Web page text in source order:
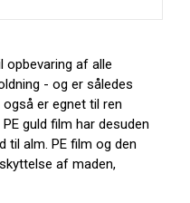
opbevaring af alle
- og er således
er egnet til ren
guld film har desuden
alm. PE film og den
af maden,